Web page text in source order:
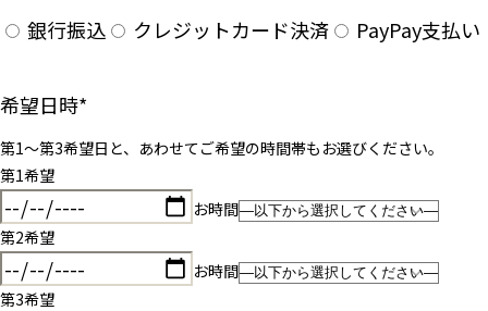
銀行振込
クレジットカード決済 PayPay支払い
希望日時*
第1〜第3希望日と、あわせてご希望の時間帯もお選びください。
第1希望
お時間
第2希望
お時間
第3希望